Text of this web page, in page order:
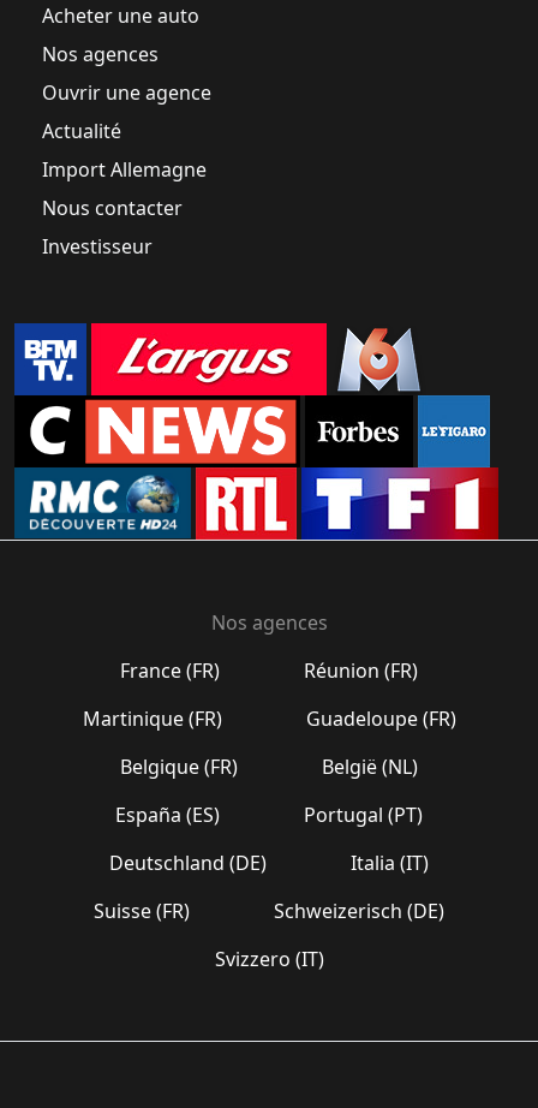
Acheter une auto
Nos agences
Ouvrir une agence
Actualité
Import Allemagne
Nous contacter
Investisseur
Nos agences
France (FR)
Réunion (FR)
Martinique (FR)
Guadeloupe (FR)
Belgique (FR)
België (NL)
España (ES)
Portugal (PT)
Deutschland (DE)
Italia (IT)
Suisse (FR)
Schweizerisch (DE)
Svizzero (IT)